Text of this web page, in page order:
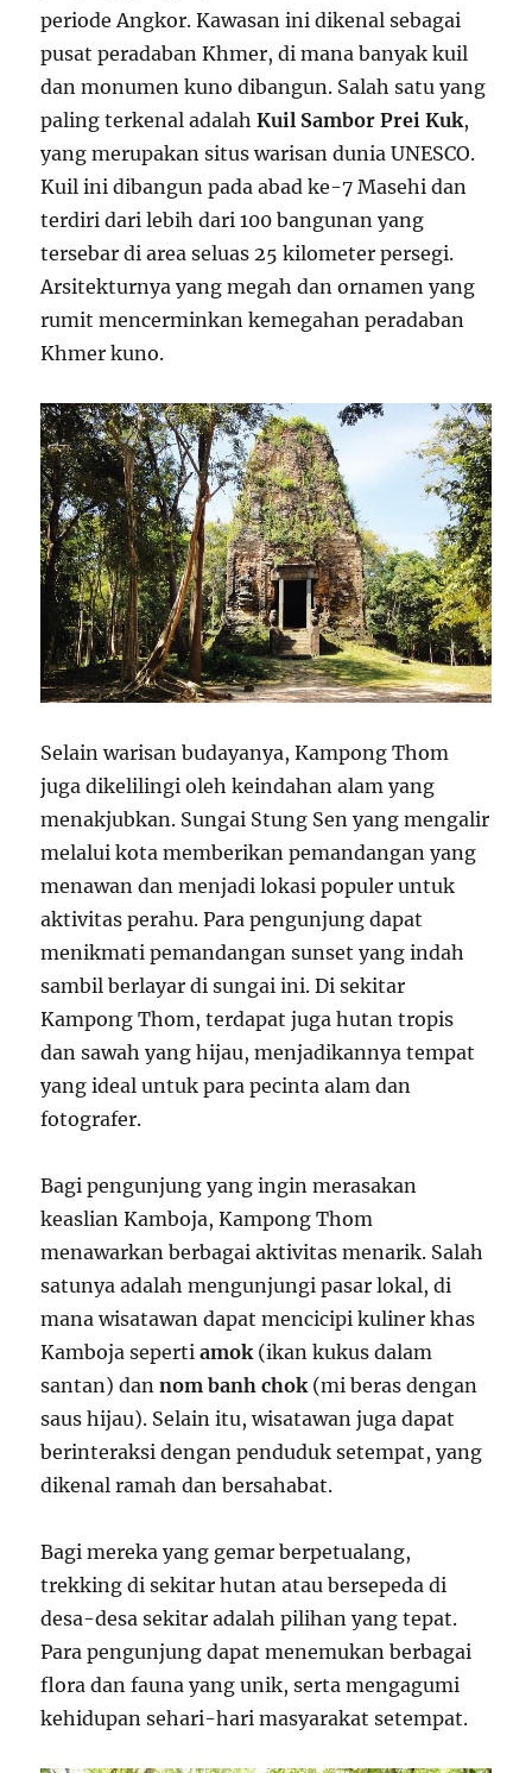
periode Angkor. Kawasan ini dikenal sebagai
pusat peradaban Khmer, di mana banyak kuil
dan monumen kuno dibangun. Salah satu yang
paling terkenal adalahKuil Sambor Prei Kuk,
yang merupakan situs warisan dunia UNESCO.
Kuil ini dibangun pada abad ke-7 Masehi dan
terdiri dari lebih dari 100 bangunan yang
tersebar di area seluas 25 kilometer persegi.
Arsitekturnya yang megah dan ornamen yang
rumit mencerminkan kemegahan peradaban
Khmer kuno.
Selain warisan budayanya, Kampong Thom
juga dikelilingi oleh keindahan alam yang
menakjubkan. Sungai Stung Sen yang mengalir
melalui kota memberikan pemandangan yang
menawan dan menjadi lokasi populer untuk
aktivitas perahu. Para pengunjung dapat
menikmati pemandangan sunset yang indah
sambil berlayar di sungai ini. Di sekitar
Kampong Thom, terdapat juga hutan tropis
dan sawah yang hijau, menjadikannya tempat
yang ideal untuk para pecinta alam dan
fotografer.
Bagi pengunjung yang ingin merasakan
keaslian Kamboja, Kampong Thom
menawarkan berbagai aktivitas menarik. Salah
satunya adalah mengunjungi pasar lokal, di
mana wisatawan dapat mencicipi kuliner khas
Kamboja sepertiamok(ikan kukus dalam
santan) dannom banh chok(mi beras dengan
saus hijau). Selain itu, wisatawan juga dapat
berinteraksi dengan penduduk setempat, yang
dikenal ramah dan bersahabat.
Bagi mereka yang gemar berpetualang,
trekking di sekitar hutan atau bersepeda di
desa-desa sekitar adalah pilihan yang tepat.
Para pengunjung dapat menemukan berbagai
flora dan fauna yang unik, serta mengagumi
kehidupan sehari-hari masyarakat setempat.